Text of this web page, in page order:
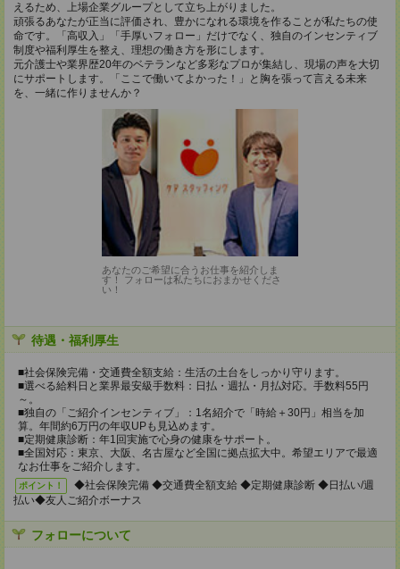
えるため、上場企業グループとして立ち上がりました。
頑張るあなたが正当に評価され、豊かになれる環境を作ることが私たちの使
命です。「高収入」「手厚いフォロー」だけでなく、独自のインセンティブ
制度や福利厚生を整え、理想の働き方を形にします。
元介護士や業界歴20年のベテランなど多彩なプロが集結し、現場の声を大切
にサポートします。「ここで働いてよかった！」と胸を張って言える未来
を、一緒に作りませんか？
あなたのご希望に合うお仕事を紹介しま
す！ フォローは私たちにおまかせくださ
い！
待遇・福利厚生
■社会保険完備・交通費全額支給：生活の土台をしっかり守ります。
■選べる給料日と業界最安級手数料：日払・週払・月払対応。手数料55円
～。
■独自の「ご紹介インセンティブ」：1名紹介で「時給＋30円」相当を加
算。年間約6万円の年収UPも見込めます。
■定期健康診断：年1回実施で心身の健康をサポート。
■全国対応：東京、大阪、名古屋など全国に拠点拡大中。希望エリアで最適
なお仕事をご紹介します。
ポイント！
◆社会保険完備 ◆交通費全額支給 ◆定期健康診断 ◆日払い/週
払い◆友人ご紹介ボーナス
フォローについて